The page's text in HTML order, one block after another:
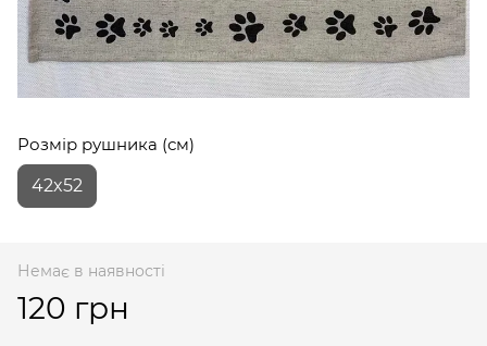
Розмір рушника (см)
42x52
Немає в наявності
120 грн